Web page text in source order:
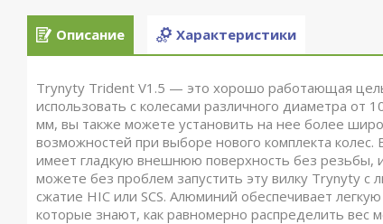
Описание Характеристики
Trynyty Trident V1.5 — это хорошо работающая
использовать с колесами различного диаметра
мм, вы также можете установить на нее более
возможностей при выборе нового комплекта колес.
имеет гладкую внешнюю поверхность без резьбы,
можете без проблем запустить эту вилку Trynyty
сжатие HIC или SCS. Алюминий обеспечивает
которые знают, как равномерно распределить вес